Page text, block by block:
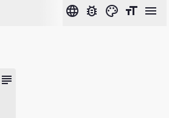
language bug_report color_lens format_size menu
subject